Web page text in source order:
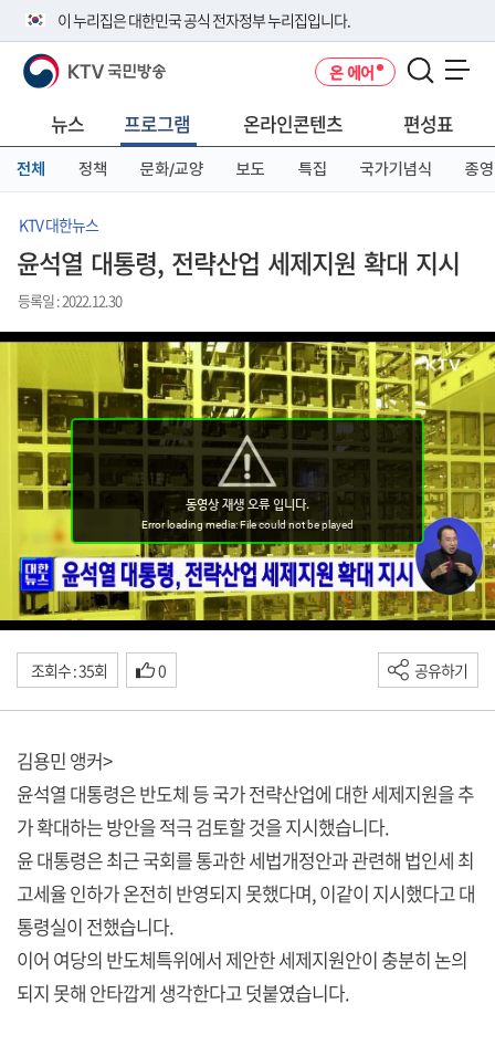
이 누리집은 대한민국 공식 전자정부 누리집입니다.
공식 누리집 주소 확인하기
니다.
이밖에 or.kr 또는 .kr등 다른 도메인 주소를 사용하고 있다면 아래 URL에
서 도메인 주소를 확인해 보세요
KTV 국민방송 온 에어
뉴스 프로그램 온라인콘텐츠 편성표
전체 정책 문화/교양 보도 특집 국가기념식 종영
KTV 대한뉴스
윤석열 대통령, 전략산업 세제지원 확대 지시
등록일 : 2022.12.30
조회수 : 35회 0 공유하기
김용민 앵커>
윤석열 대통령은 반도체 등 국가 전략산업에 대한 세제지원을 추
가 확대하는 방안을 적극 검토할 것을 지시했습니다.
윤 대통령은 최근 국회를 통과한 세법개정안과 관련해 법인세 최
고세율 인하가 온전히 반영되지 못했다며, 이같이 지시했다고 대
통령실이 전했습니다.
이어 여당의 반도체특위에서 제안한 세제지원안이 충분히 논의
되지 못해 안타깝게 생각한다고 덧붙였습니다.